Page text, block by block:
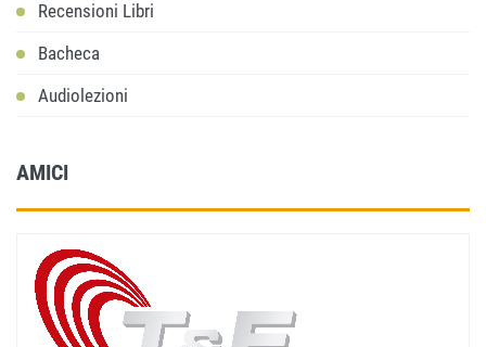
Recensioni Libri
Bacheca
Audiolezioni
AMICI